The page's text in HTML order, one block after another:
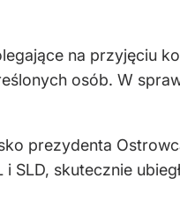
na przyjęciu
osób. W
prezydenta
SLD, skutecznie